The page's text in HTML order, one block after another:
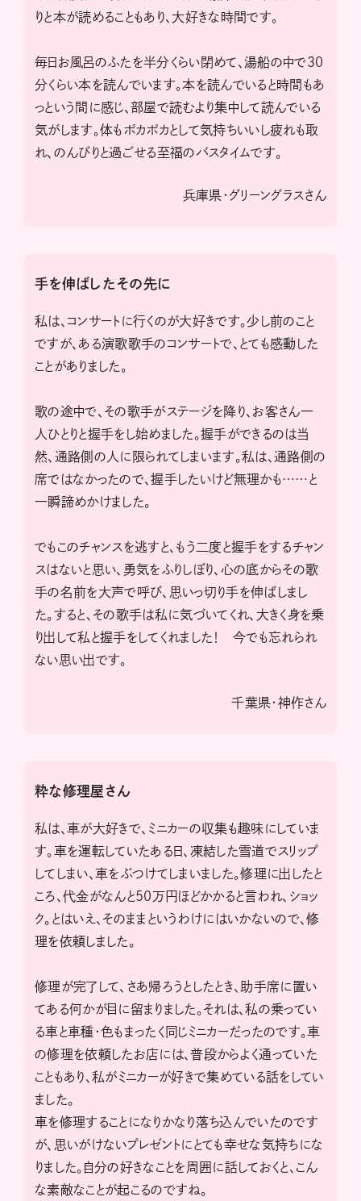
りと本が読めることもあり、大好きな時間です。
毎日お風呂のふたを半分くらい閉めて、湯船の中で30
分くらい本を読んでいます。本を読んでいると時間もあ
っという間に感じ、部屋で読むより集中して読んでいる
気がします。体もポカポカとして気持ちいいし疲れも取
れ、のんびりと過ごせる至福のバスタイムです。
兵庫県・グリーングラスさん
手を伸ばしたその先に
私は、コンサートに行くのが大好きです。少し前のこと
ですが、ある演歌歌手のコンサートで、とても感動した
ことがありました。
歌の途中で、その歌手がステージを降り、お客さん一
人ひとりと握手をし始めました。握手ができるのは当
然、通路側の人に限られてしまいます。私は、通路側の
席ではなかったので、握手したいけど無理かも……と
一瞬諦めかけました。
でもこのチャンスを逃すと、もう二度と握手をするチャン
スはないと思い、勇気をふりしぼり、心の底からその歌
手の名前を大声で呼び、思いっ切り手を伸ばしまし
た。すると、その歌手は私に気づいてくれ、大きく身を乗
り出して私と握手をしてくれました！ 今でも忘れられ
ない思い出です。
千葉県・神作さん
粋な修理屋さん
私は、車が大好きで、ミニカーの収集も趣味にしていま
す。車を運転していたある日、凍結した雪道でスリップ
してしまい、車をぶつけてしまいました。修理に出したと
ころ、代金がなんと50万円ほどかかると言われ、ショッ
ク。とはいえ、そのままというわけにはいかないので、修
理を依頼しました。
修理が完了して、さあ帰ろうとしたとき、助手席に置い
てある何かが目に留まりました。それは、私の乗ってい
る車と車種・色もまったく同じミニカーだったのです。車
の修理を依頼したお店には、普段からよく通っていた
こともあり、私がミニカーが好きで集めている話をしてい
ました。
車を修理することになりかなり落ち込んでいたのです
が、思いがけないプレゼントにとても幸せな気持ちにな
りました。自分の好きなことを周囲に話しておくと、こん
な素敵なことが起こるのですね。